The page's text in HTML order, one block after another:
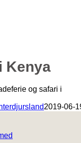
Kenya
og safari i
2019-06-